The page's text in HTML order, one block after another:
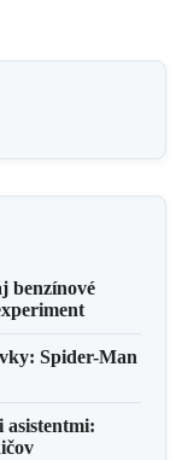
benzínové
Spider-Man
asistentmi: